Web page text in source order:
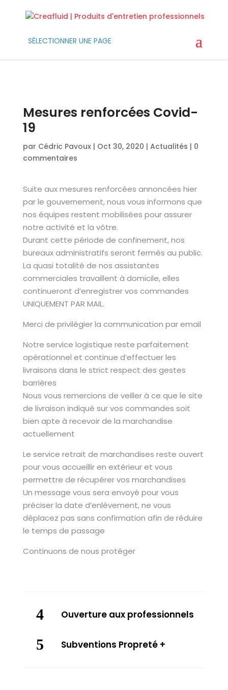
SÉLECTIONNER UNE PAGE
Mesures renforcées Covid-
19
par Cédric Pavoux| Oct 30, 2020 | Actualités | 0
commentaires
Suite aux mesures renforcées annoncées hier
par le gouvernement, nous vous informons que
nos équipes restent mobilisées pour assurer
notre activité et la vôtre.
Durant cette période de confinement, nos
bureaux administratifs seront fermés au public.
La quasi totalité de nos assistantes
commerciales travaillent à domicile, elles
continueront d’enregistrer vos commandes
UNIQUEMENT PAR MAIL.
Merci de privilégier la communication par email
Notre service logistique reste parfaitement
opérationnel et continue d’effectuer les
livraisons dans le strict respect des gestes
barrières
Nous vous remercions de veiller à ce que le site
de livraison indiqué sur vos commandes soit
bien apte à recevoir de la marchandise
actuellement
Le service retrait de marchandises reste ouvert
pour vous accueillir en extérieur et vous
permettre de récupérer vos marchandises
Un message vous sera envoyé pour vous
préciser la date d’enlèvement, ne vous
déplacez pas sans confirmation afin de réduire
le temps de passage
Continuons de nous protéger
Ouverture aux professionnels
Subventions Propreté +